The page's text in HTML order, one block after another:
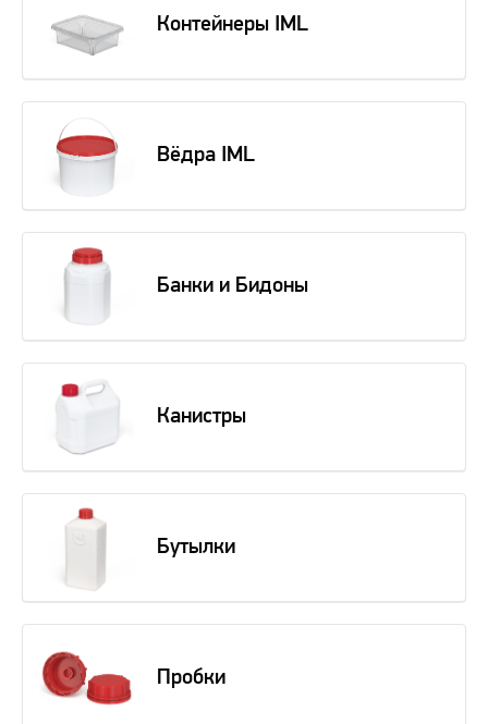
Контейнеры IML
Вёдра IML
Банки и Бидоны
Канистры
Бутылки
Пробки